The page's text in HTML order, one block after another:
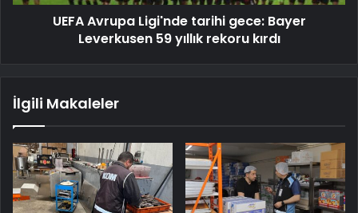
UEFA Avrupa Ligi'nde tarihi gece: Bayer
Leverkusen 59 yıllık rekoru kırdı
İlgili Makaleler